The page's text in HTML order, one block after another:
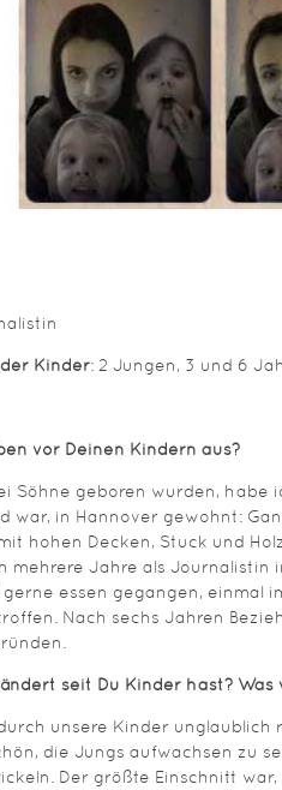
Kinder: 2 Jungen, 3 und 6
vor Deinen Kindern aus?
Söhne geboren wurden, habe
war, in Hannover gewohnt:
hohen Decken, Stuck und
mehrere Jahre als Journalistin
essen gegangen, einmal
Nach sechs Jahren
seit Du Kinder hast? Was
unsere Kinder
die Jungs aufwachsen zu
Der größte Einschnitt